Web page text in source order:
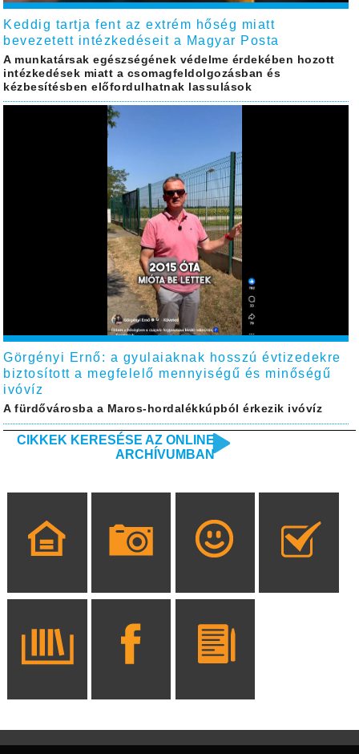
Keddig tartja fent az extrém hőség miatt
bevezetett intézkedéseit a Magyar Posta
A munkatársak egészségének védelme érdekében hozott
intézkedések miatt a csomagfeldolgozásban és
kézbesítésben előfordulhatnak lassulások
Görgényi Ernő: a gyulaiaknak hosszú évtizedekre
biztosított a megfelelő mennyiségű és minőségű
ivóvíz
A fürdővárosba a Maros-hordalékkúpból érkezik ivóvíz
CIKKEK KERESÉSE AZ ONLINE
ARCHÍVUMBAN